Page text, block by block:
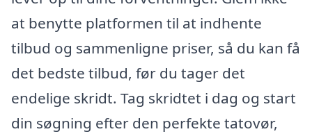
at benytte platformen til at indhente
tilbud og sammenligne priser, så du kan få
det bedste tilbud, før du tager det
endelige skridt. Tag skridtet i dag og start
din søgning efter den perfekte tatovør,